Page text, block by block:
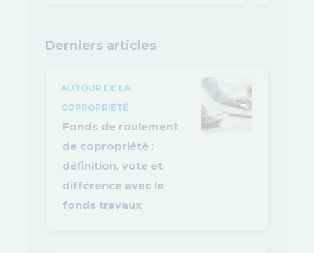
Derniers articles
AUTOUR DE LA
COPROPRIÉTÉ
Fonds de roulement
de copropriété :
définition, vote et
différence avec le
fonds travaux